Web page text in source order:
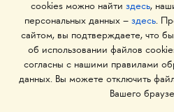
«Дизайн и современное
«Кураторство и арт-
Абитуриентам
определились с
мы предлагаем профили
cookies можно найти здесь,
персональных данных – здесь.
сайтом, вы подтверждаете, что
об использовании файлов
согласны с нашими правилами
данных. Вы можете отключить
Вашего